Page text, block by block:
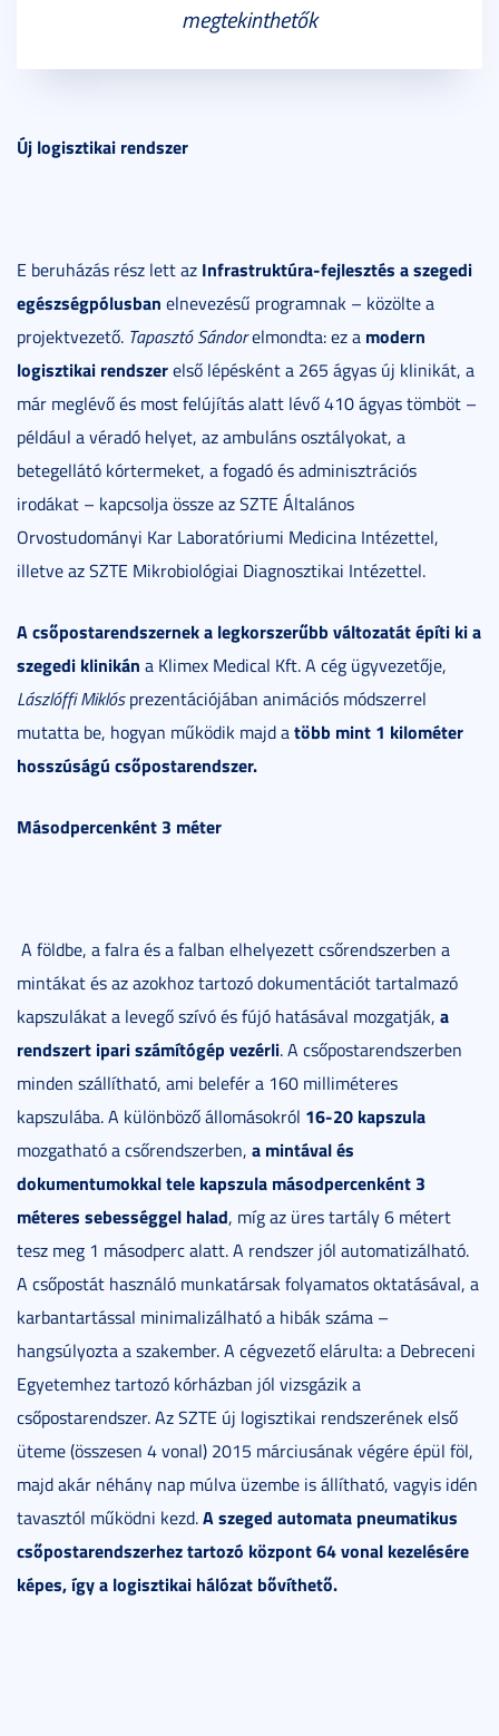
megtekinthetők
Új logisztikai rendszer
E beruházás rész lett az Infrastruktúra-fejlesztés a szegedi
egészségpólusban elnevezésű programnak – közölte a
projektvezető. Tapasztó Sándorelmondta: ez a modern
logisztikai rendszerelső lépésként a 265 ágyas új klinikát, a
már meglévő és most felújítás alatt lévő 410 ágyas tömböt –
például a véradó helyet, az ambuláns osztályokat, a
betegellátó kórtermeket, a fogadó és adminisztrációs
irodákat – kapcsolja össze az SZTE Általános
Orvostudományi Kar Laboratóriumi Medicina Intézettel,
illetve az SZTE Mikrobiológiai Diagnosztikai Intézettel.
A csőpostarendszernek a legkorszerűbb változatát építi ki a
szegedi klinikán a Klimex Medical Kft. A cég ügyvezetője,
Lászlóffi Miklósprezentációjában animációs módszerrel
mutatta be, hogyan működik majd atöbb mint 1 kilométer
hosszúságú csőpostarendszer.
Másodpercenként 3 méter
A földbe, a falra és a falban elhelyezett csőrendszerben a
mintákat és az azokhoz tartozó dokumentációt tartalmazó
kapszulákat a levegő szívó és fújó hatásával mozgatják, a
rendszert ipari számítógép vezérli. A csőpostarendszerben
minden szállítható, ami belefér a 160 milliméteres
kapszulába. A különböző állomásokról 16-20 kapszula
mozgatható a csőrendszerben, a mintával és
dokumentumokkal tele kapszula másodpercenként 3
méteres sebességgel halad, míg az üres tartály 6 métert
tesz meg 1 másodperc alatt. A rendszer jól automatizálható.
A csőpostát használó munkatársak folyamatos oktatásával, a
karbantartással minimalizálható a hibák száma –
hangsúlyozta a szakember. A cégvezető elárulta: a Debreceni
Egyetemhez tartozó kórházban jól vizsgázik a
csőpostarendszer. Az SZTE új logisztikai rendszerének első
üteme (összesen 4 vonal) 2015 márciusának végére épül föl,
majd akár néhány nap múlva üzembe is állítható, vagyis idén
tavasztól működni kezd.A szeged automata pneumatikus
csőpostarendszerhez tartozó központ 64 vonal kezelésére
képes, így a logisztikai hálózat bővíthető.